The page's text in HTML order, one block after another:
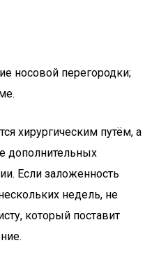
носовой перегородки;
хирургическим путём, а
дополнительных
Если заложенность
недель, не
который поставит